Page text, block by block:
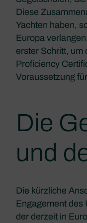
Diese
Yachten haben,
Europa
erster Schritt, um
Proficiency
Voraussetzung
Die
und
Die kürzliche
Engagement des
der derzeit in